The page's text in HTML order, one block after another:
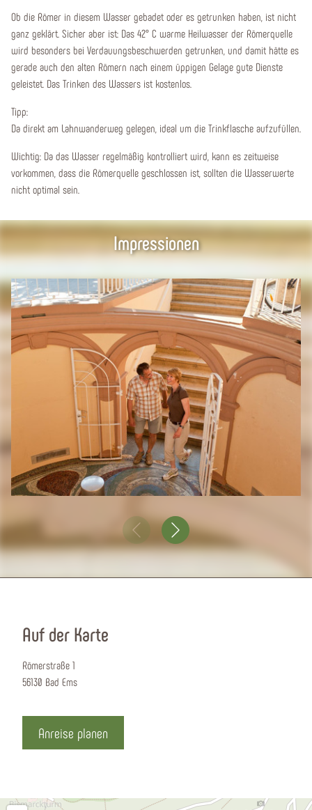
Ob die Römer in diesem Wasser gebadet oder es getrunken haben, ist nicht
ganz geklärt. Sicher aber ist: Das 42° C warme Heilwasser der Römerquelle
wird besonders bei Verdauungsbeschwerden getrunken, und damit hätte es
gerade auch den alten Römern nach einem üppigen Gelage gute Dienste
geleistet. Das Trinken des Wassers ist kostenlos.
Tipp:
Da direkt am Lahnwanderweg gelegen, ideal um die Trinkflasche aufzufüllen.
Wichtig: Da das Wasser regelmäßig kontrolliert wird, kann es zeitweise
vorkommen, dass die Römerquelle geschlossen ist, sollten die Wasserwerte
nicht optimal sein.
Impressionen
Auf der Karte
Römerstraße 1
56130 Bad Ems
Anreise planen